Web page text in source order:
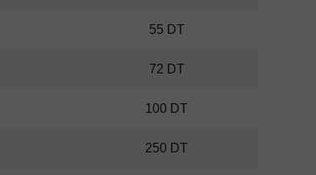
55 DT
72 DT
100 DT
250 DT